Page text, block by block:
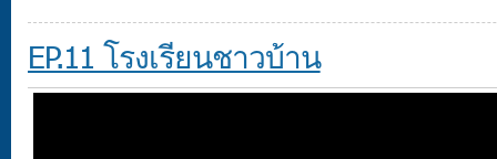
EP.11 โรงเรียนชาวบ้าน